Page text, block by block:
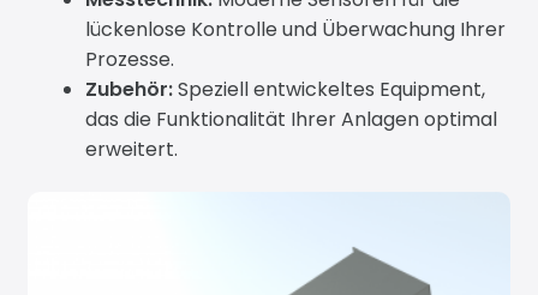
lückenlose Kontrolle und Überwachung Ihrer
Prozesse.
Zubehör:Speziell entwickeltes Equipment,
das die Funktionalität Ihrer Anlagen optimal
erweitert.